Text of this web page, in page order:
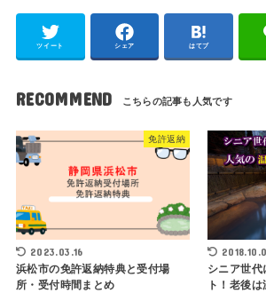
ツイート シェア はてブ
RECOMMEND
免許返納
2023.03.16
浜松市の免許返納特典と受付場
所・受付時間まとめ
シニア世代
ト！老後